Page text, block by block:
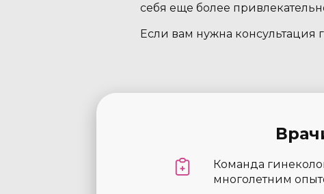
себя еще более
Если вам нужна
Команда
многолетним